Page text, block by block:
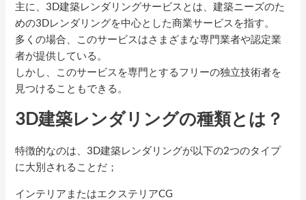
主に、3D建築レンダリングサービスとは、建築ニーズのた
めの3Dレンダリングを中心とした商業サービスを指す。
多くの場合、このサービスはさまざまな専門業者や認定業
者が提供している。
しかし、このサービスを専門とするフリーの独立技術者を
見つけることもできる。
3D建築レンダリングの種類とは？
特徴的なのは、3D建築レンダリングが以下の2つのタイプ
に大別されることだ；
インテリアまたはエクステリアCG